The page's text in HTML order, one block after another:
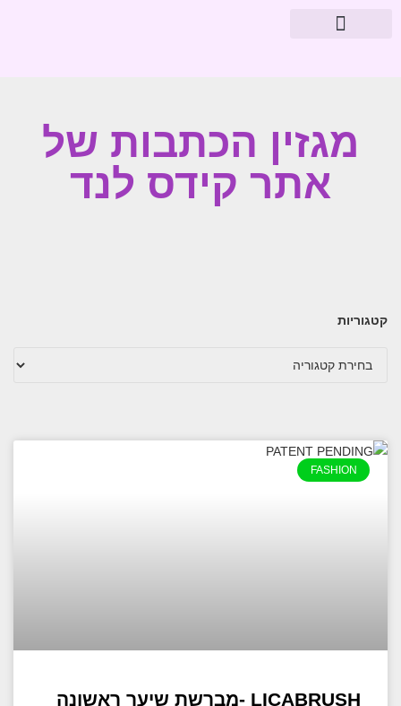
מגזין הכתבות של
אתר קידס לנד
קטגוריות
FASHION
LICABRUSH -מברשת שיער ראשונה